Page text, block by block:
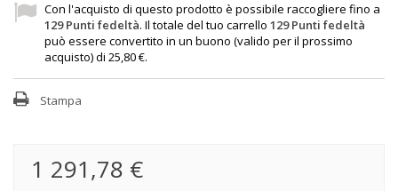
Con l'acquisto di questo prodotto è possibile raccogliere fino a
129Punti fedeltà. Il totale del tuo carrello 129Punti fedeltà
può essere convertito in un buono (valido per il prossimo
acquisto) di 25,80 €.
Stampa
1 291,78 €